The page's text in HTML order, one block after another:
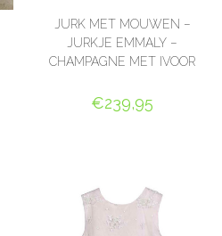
JURK MET MOUWEN –
JURKJE EMMALY –
CHAMPAGNE MET IVOOR
€239,95